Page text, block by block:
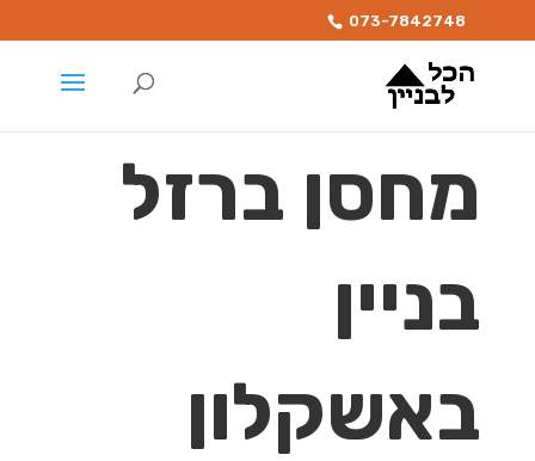
073-7842748
מחסן ברזל
בניין
באשקלון